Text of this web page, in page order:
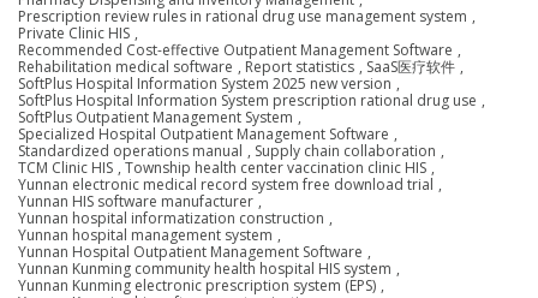
Prescription review rules in rational drug use management system ,
Private Clinic HIS ,
Recommended Cost-effective Outpatient Management Software ,
Rehabilitation medical software , Report statistics , SaaS医疗软件 ,
SoftPlus Hospital Information System 2025 new version ,
SoftPlus Hospital Information System prescription rational drug use ,
SoftPlus Outpatient Management System ,
Specialized Hospital Outpatient Management Software ,
Standardized operations manual , Supply chain collaboration ,
TCM Clinic HIS , Township health center vaccination clinic HIS ,
Yunnan electronic medical record system free download trial ,
Yunnan HIS software manufacturer ,
Yunnan hospital informatization construction ,
Yunnan hospital management system ,
Yunnan Hospital Outpatient Management Software ,
Yunnan Kunming community health hospital HIS system ,
Yunnan Kunming electronic prescription system (EPS) ,